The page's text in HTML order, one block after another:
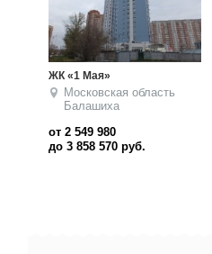
ЖК «Клубный»
Московская область
Ленинский район
от 2 461 000
до 10 750 000руб.